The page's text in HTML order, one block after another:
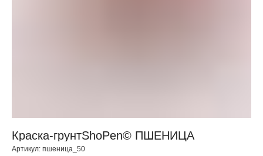
Краска-грунтShoPen© ПШЕНИЦА
Артикул: пшеница_50